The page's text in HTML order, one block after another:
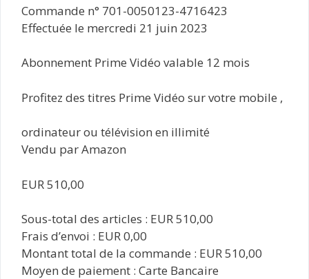
Commande n° 701-0050123-4716423
Effectuée le mercredi 21 juin 2023
Abonnement Prime Vidéo valable 12 mois
Profitez des titres Prime Vidéo sur votre mobile ,
ordinateur ou télévision en illimité
Vendu par Amazon
EUR 510,00
Sous-total des articles : EUR 510,00
Frais d’envoi : EUR 0,00
Montant total de la commande : EUR 510,00
Moyen de paiement : Carte Bancaire